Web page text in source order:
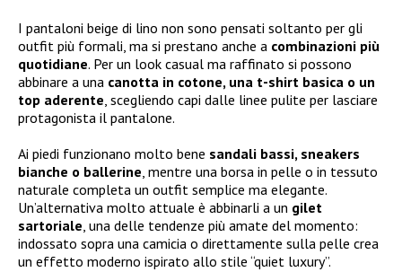
I pantaloni beige di lino non sono pensati soltanto per gli
outfit più formali, ma si prestano anche a combinazioni più
quotidiane. Per un look casual ma raffinato si possono
abbinare a una canotta in cotone, una t-shirt basica o un
top aderente, scegliendo capi dalle linee pulite per lasciare
protagonista il pantalone.
Ai piedi funzionano molto bene sandali bassi, sneakers
bianche o ballerine, mentre una borsa in pelle o in tessuto
naturale completa un outfit semplice ma elegante.
Un’alternativa molto attuale è abbinarli a un gilet
sartoriale, una delle tendenze più amate del momento:
indossato sopra una camicia o direttamente sulla pelle crea
un effetto moderno ispirato allo stile “quiet luxury”.